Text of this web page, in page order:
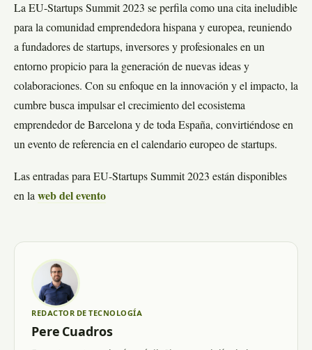
La EU-Startups Summit 2023 se perfila como una cita ineludible
para la comunidad emprendedora hispana y europea, reuniendo
a fundadores de startups, inversores y profesionales en un
entorno propicio para la generación de nuevas ideas y
colaboraciones. Con su enfoque en la innovación y el impacto, la
cumbre busca impulsar el crecimiento del ecosistema
emprendedor de Barcelona y de toda España, convirtiéndose en
un evento de referencia en el calendario europeo de startups.
Las entradas para EU-Startups Summit 2023 están disponibles
en la web del evento
REDACTOR DE TECNOLOGÍA
Pere Cuadros